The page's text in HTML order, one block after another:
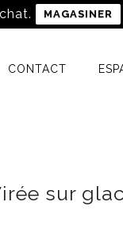
MAGASINER
CONTACT
sur